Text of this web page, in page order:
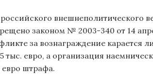
внешнеполитического
законом № 2003-340 от 14
за вознаграждение карается
тыс. евро, а организация
штрафа.